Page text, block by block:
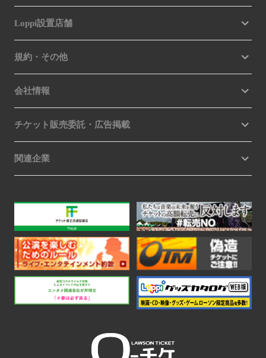
Loppi設置店舗
規約・その他
会社情報
チケット販売委託・広告掲載
関連企業